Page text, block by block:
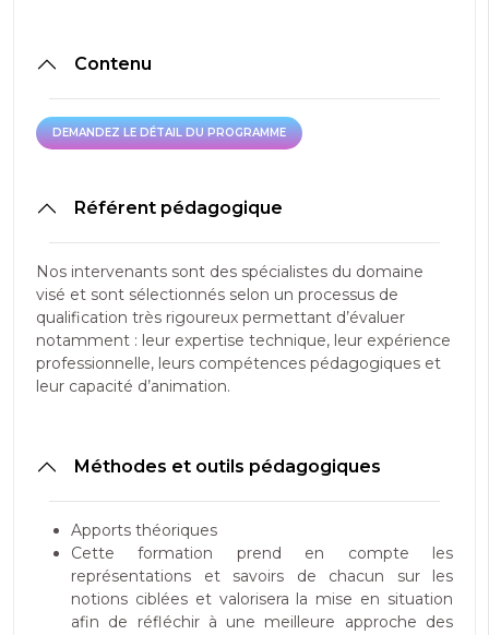
Contenu
DEMANDEZ LE DÉTAIL DU PROGRAMME
DEMANDEZ LE DÉTAIL DU PROGRAMME
Référent pédagogique
Nos intervenants sont des spécialistes du domaine
visé et sont sélectionnés selon un processus de
qualification très rigoureux permettant d’évaluer
notamment : leur expertise technique, leur expérience
professionnelle, leurs compétences pédagogiques et
leur capacité d’animation.
Méthodes et outils pédagogiques
Apports théoriques
Cette formation prend en compte les
représentations et savoirs de chacun sur les
notions ciblées et valorisera la mise en situation
afin de réfléchir à une meilleure approche des